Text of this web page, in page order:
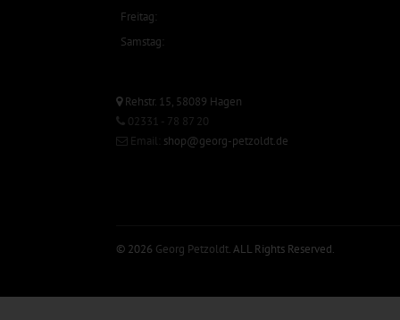
Freitag:
Samstag:
Rehstr. 15, 58089 Hagen
02331 - 78 87 20
Email: shop@georg-petzoldt.de
© 2026 Georg Petzoldt. ALL Rights Reserved.